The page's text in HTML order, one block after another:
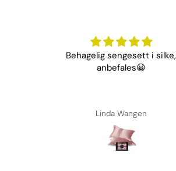
Behagelig sengesett i silke,
anbefales😀
Linda Wangen